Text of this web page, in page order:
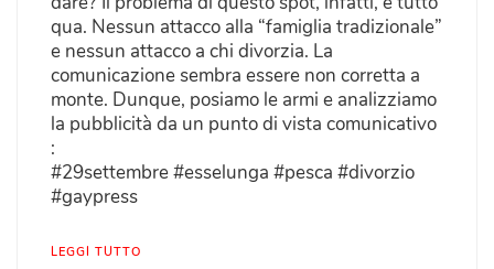
qua. Nessun attacco alla “famiglia tradizionale”
e nessun attacco a chi divorzia. La
comunicazione sembra essere non corretta a
monte. Dunque, posiamo le armi e analizziamo
la pubblicità da un punto di vista comunicativo
:
#29settembre #esselunga #pesca #divorzio
#gaypress
LEGGI TUTTO